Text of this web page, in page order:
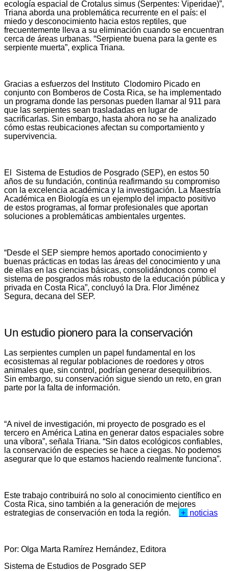
ecología espacial de Crotalus simus (Serpentes: Viperidae)”,
Triana aborda una problemática recurrente en el país: el
miedo y desconocimiento hacia estos reptiles, que
frecuentemente lleva a su eliminación cuando se encuentran
cerca de áreas urbanas. “Serpiente buena para la gente es
serpiente muerta”, explica Triana.
Gracias a esfuerzos del Instituto Clodomiro Picado en
conjunto con Bomberos de Costa Rica, se ha implementado
un programa donde las personas pueden llamar al 911 para
que las serpientes sean trasladadas en lugar de
sacrificarlas. Sin embargo, hasta ahora no se ha analizado
cómo estas reubicaciones afectan su comportamiento y
supervivencia.
El Sistema de Estudios de Posgrado (SEP), en estos 50
años de su fundación, continúa reafirmando su compromiso
con la excelencia académica y la investigación. La Maestría
Académica en Biología es un ejemplo del impacto positivo
de estos programas, al formar profesionales que aportan
soluciones a problemáticas ambientales urgentes.
“Desde el SEP siempre hemos aportado conocimiento y
buenas prácticas en todas las áreas del conocimiento y una
de ellas en las ciencias básicas, consolidándonos como el
sistema de posgrados más robusto de la educación pública y
privada en Costa Rica”, concluyó la Dra. Flor Jiménez
Segura, decana del SEP.
Un estudio pionero para la conservación
Las serpientes cumplen un papel fundamental en los
ecosistemas al regular poblaciones de roedores y otros
animales que, sin control, podrían generar desequilibrios.
Sin embargo, su conservación sigue siendo un reto, en gran
parte por la falta de información.
“A nivel de investigación, mi proyecto de posgrado es el
tercero en América Latina en generar datos espaciales sobre
una víbora”, señala Triana. “Sin datos ecológicos confiables,
la conservación de especies se hace a ciegas. No podemos
asegurar que lo que estamos haciendo realmente funciona”.
Este trabajo contribuirá no solo al conocimiento científico en
Costa Rica, sino también a la generación de mejores
estrategias de conservación en toda la región.
+ noticias
Por: Olga Marta Ramírez Hernández, Editora
Sistema de Estudios de Posgrado SEP